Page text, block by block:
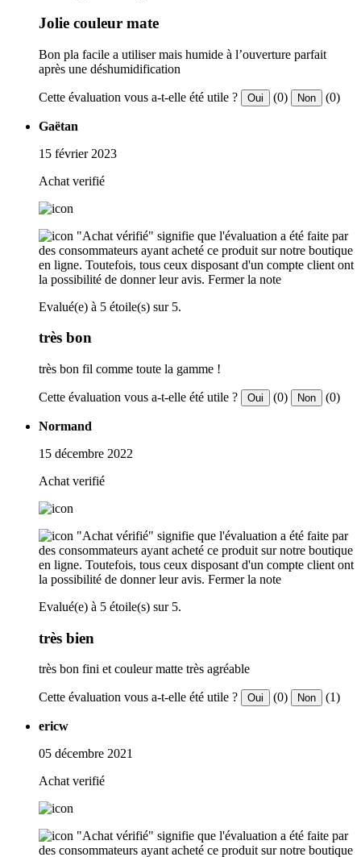
Jolie couleur mate
Bon pla facile a utiliser mais humide à l’ouverture parfait
après une déshumidification
Cette évaluation vous a-t-elle été utile ? Oui (0) Non (0)
Gaëtan
15 février 2023
Achat verifié
"Achat vérifié" signifie que l'évaluation a été faite par
des consommateurs ayant acheté ce produit sur notre boutique
en ligne. Toutefois, tous ceux disposant d'un compte client ont
la possibilité de donner leur avis. Fermer la note
Evalué(e) à 5 étoile(s) sur 5.
très bon
très bon fil comme toute la gamme !
Cette évaluation vous a-t-elle été utile ? Oui (0) Non (0)
Normand
15 décembre 2022
Achat verifié
"Achat vérifié" signifie que l'évaluation a été faite par
des consommateurs ayant acheté ce produit sur notre boutique
en ligne. Toutefois, tous ceux disposant d'un compte client ont
la possibilité de donner leur avis. Fermer la note
Evalué(e) à 5 étoile(s) sur 5.
très bien
très bon fini et couleur matte très agréable
Cette évaluation vous a-t-elle été utile ? Oui (0) Non (1)
ericw
05 décembre 2021
Achat verifié
"Achat vérifié" signifie que l'évaluation a été faite par
des consommateurs ayant acheté ce produit sur notre boutique